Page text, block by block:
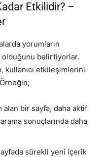
Etkilidir? –
yorumların
olduğunu belirtiyorlar.
kullanıcı etkileşimlerini
alan bir sayfa, daha aktif
sonuçlarında daha
sürekli yeni içerik